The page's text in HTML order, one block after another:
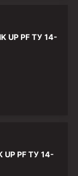
UP PF ТУ 14-
UP PF ТУ 14-